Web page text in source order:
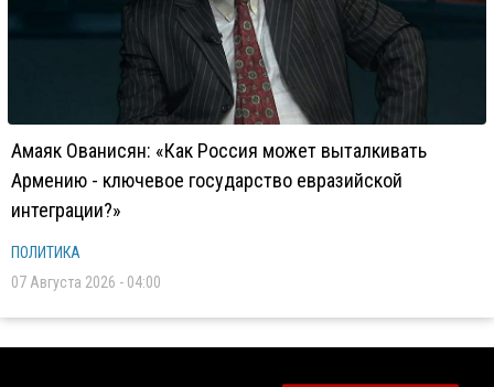
Амаяк Ованисян: «Как Россия может выталкивать
Армению - ключевое государство евразийской
интеграции?»
ПОЛИТИКА
07 Августа 2026 - 04:00